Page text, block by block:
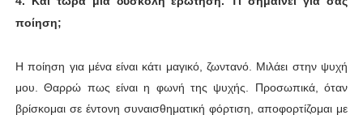
ποίηση;
Η ποίηση για μένα είναι κάτι μαγικό, ζωντανό. Μιλάει στην ψυχή
μου. Θαρρώ πως είναι η φωνή της ψυχής. Προσωπικά, όταν
βρίσκομαι σε έντονη συναισθηματική φόρτιση, αποφορτίζομαι με